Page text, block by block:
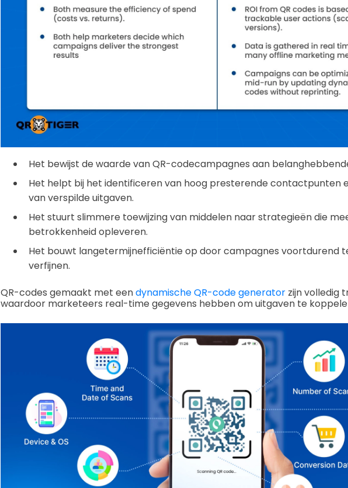
Het bewijst de waarde van QR-codecampagnes aan
Het helpt bij het identificeren van hoog presterende contactpunten
van verspilde uitgaven.
Het stuurt slimmere toewijzing van middelen naar strategieën die
betrokkenheid opleveren.
Het bouwt langetermijnefficiëntie op door campagnes voortdurend
verfijnen.
QR-codes gemaakt met eendynamische QR-code generatorzijn volledig
waardoor marketeers real-time gegevens hebben om uitgaven te